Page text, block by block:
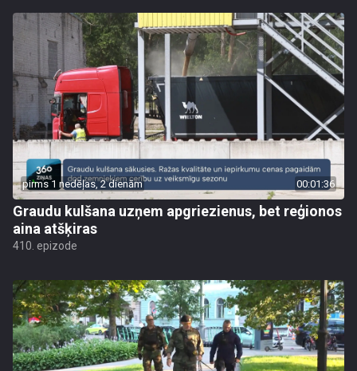
pirms 1 nedēļas, 2 dienām 00:01:36
Graudu kulšana uzņem apgriezienus, bet reģionos
aina atšķiras
410. epizode